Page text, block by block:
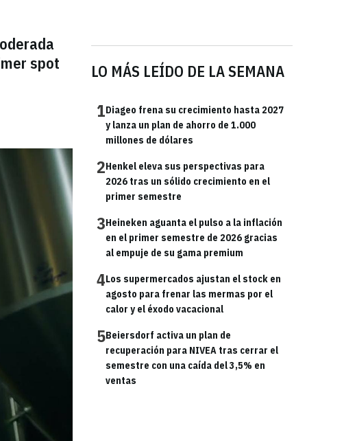
spot
LO MÁS LEÍDO DE LA SEMANA
1Diageo frena su crecimiento hasta 2027
y lanza un plan de ahorro de 1.000
millones de dólares
2Henkel eleva sus perspectivas para
2026 tras un sólido crecimiento en el
primer semestre
3Heineken aguanta el pulso a la inflación
en el primer semestre de 2026 gracias
al empuje de su gama premium
4Los supermercados ajustan el stock en
agosto para frenar las mermas por el
calor y el éxodo vacacional
5Beiersdorf activa un plan de
recuperación para NIVEA tras cerrar el
semestre con una caída del 3,5% en
ventas